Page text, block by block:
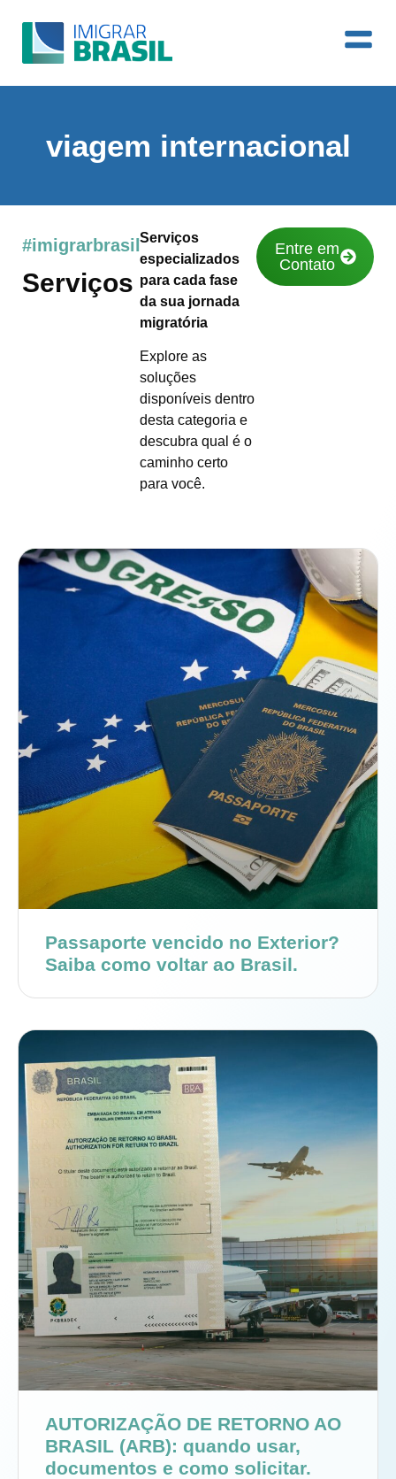
viagem internacional
#imigrarbrasil
Serviços
Serviços
especializados
para cada fase
da sua jornada
migratória
Explore as
soluções
disponíveis dentro
desta categoria e
descubra qual é o
caminho certo
para você.
Entre em
Contato
Passaporte vencido no Exterior?
Saiba como voltar ao Brasil.
AUTORIZAÇÃO DE RETORNO AO
BRASIL (ARB): quando usar,
documentos e como solicitar.